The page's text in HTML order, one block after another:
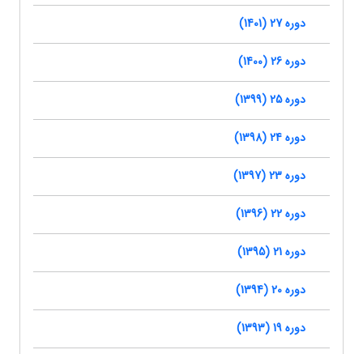
دوره 27 (1401)
دوره 26 (1400)
دوره 25 (1399)
دوره 24 (1398)
دوره 23 (1397)
دوره 22 (1396)
دوره 21 (1395)
دوره 20 (1394)
دوره 19 (1393)